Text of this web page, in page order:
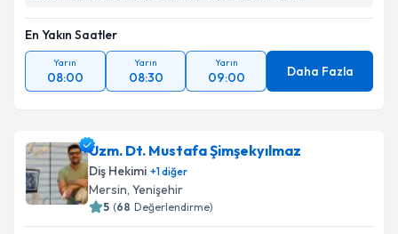
En Yakın Saatler
Yarın
08:00
Yarın
08:30
Yarın
09:00 Daha Fazla
Uzm. Dt. Mustafa Şimşekyılmaz
Diş Hekimi +1diğer
Mersin, Yenişehir
5 (68 Değerlendirme)